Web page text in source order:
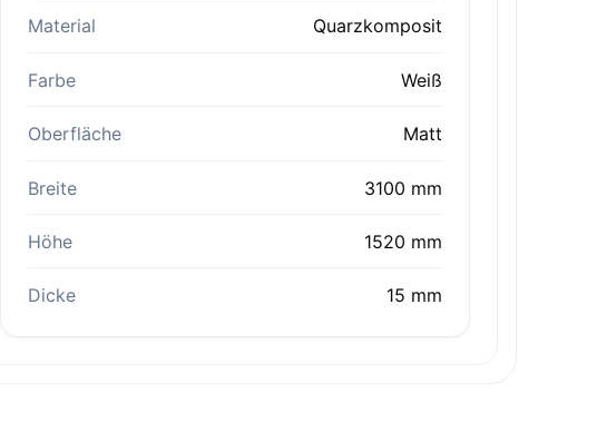
Material Quarzkomposit
Farbe Weiß
Oberfläche Matt
Breite 3100 mm
Höhe 1520 mm
Dicke 15 mm